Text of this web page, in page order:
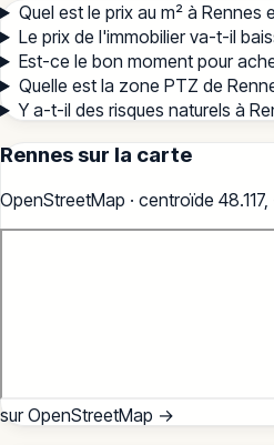
Quel est le prix au m² à Rennes
Le prix de l'immobilier va-t-il
Est-ce le bon moment pour
Quelle est la zone PTZ de
Y a-t-il des risques naturels à
Rennes sur la carte
OpenStreetMap · centroïde 48.117,
sur OpenStreetMap →